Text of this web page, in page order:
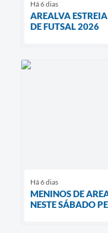
Há 6 dias
AREALVA
DE FUTSAL 2026
Há 6 dias
MENINOS DE
NESTE SÁBADO